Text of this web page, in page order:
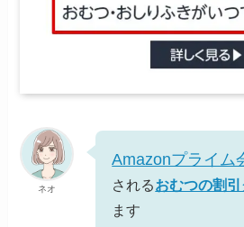
ネオ
Amazonプライム
されるおむつの割
ます